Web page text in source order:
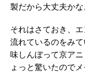
製だから大丈夫かな
それはさておき、
流れているのをみ
味しんぼって京ア
ょっと驚いたのでメ